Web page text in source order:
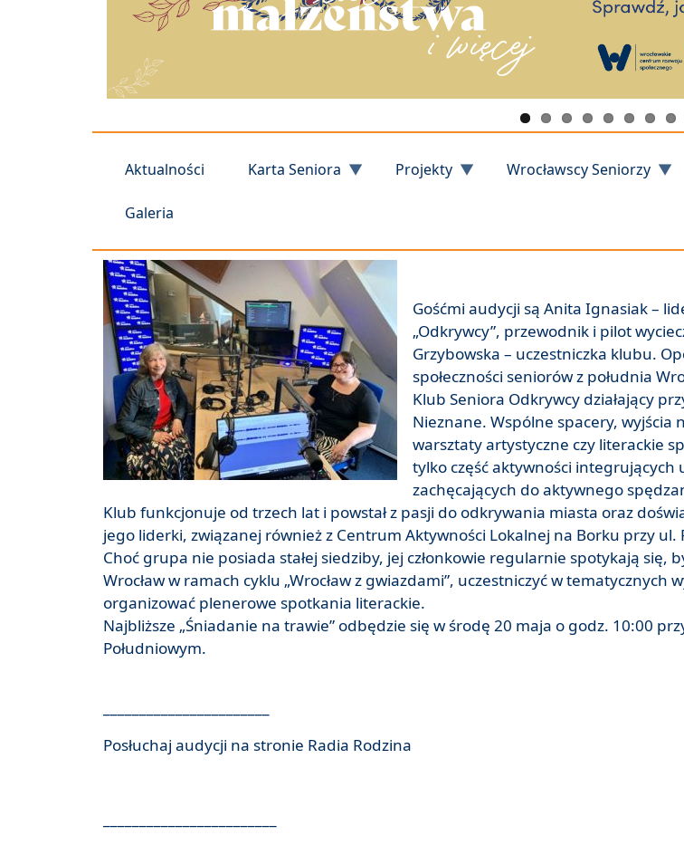
Aktualności Karta Seniora Projekty Wrocławscy Seniorzy
Galeria
Gośćmi audycji są Anita Ignasiak –
„Odkrywcy”, przewodnik i pilot
Grzybowska – uczestniczka klubu.
społeczności seniorów z południa
Klub Seniora Odkrywcy działający
Nieznane. Wspólne spacery, wyjścia
warsztaty artystyczne czy literackie
tylko część aktywności integrujących
zachęcających do aktywnego
Klub funkcjonuje od trzech lat i powstał z pasji do odkrywania miasta oraz
jego liderki, związanej również z Centrum Aktywności Lokalnej na Borku przy ul.
Choć grupa nie posiada stałej siedziby, jej członkowie regularnie spotykają się,
Wrocław w ramach cyklu „Wrocław z gwiazdami”, uczestniczyć w tematycznych
organizować plenerowe spotkania literackie.
Najbliższe „Śniadanie na trawie” odbędzie się w środę 20 maja o godz. 10:00
Południowym.
Posłuchaj audycji na stronie Radia Rodzina